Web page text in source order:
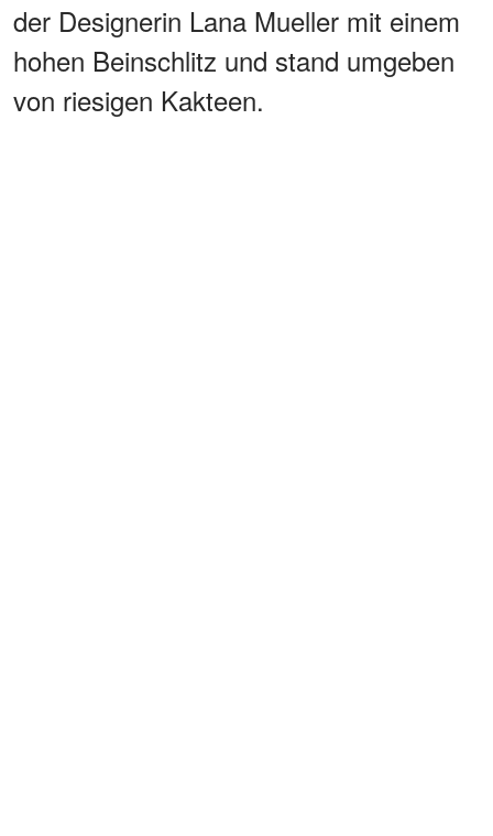
der Designerin Lana Mueller mit einem
hohen Beinschlitz und stand umgeben
von riesigen Kakteen.